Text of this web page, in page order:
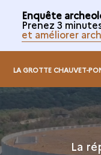
Enquête
Prenez 3
et améliorer
LA GROTTE CHAUVET-
La